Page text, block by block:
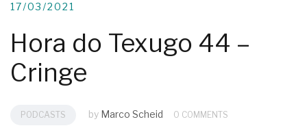
17/03/2021
Hora do Texugo 44 –
Cringe
PODCASTS by Marco Scheid 0 COMMENTS